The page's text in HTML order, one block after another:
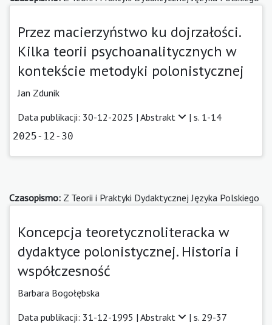
Przez macierzyństwo ku dojrzałości.
Kilka teorii psychoanalitycznych w
kontekście metodyki polonistycznej
Jan Zdunik
Data publikacji: 30-12-2025 | Abstrakt | s. 1-14
2025-12-30
Czasopismo: Z Teorii i Praktyki Dydaktycznej Języka Polskiego
Koncepcja teoretycznoliteracka w
dydaktyce polonistycznej. Historia i
współczesność
Barbara Bogołębska
Data publikacji: 31-12-1995 | Abstrakt | s. 29-37